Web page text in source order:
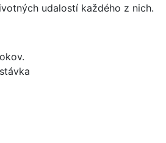
udalostí každého z nich.